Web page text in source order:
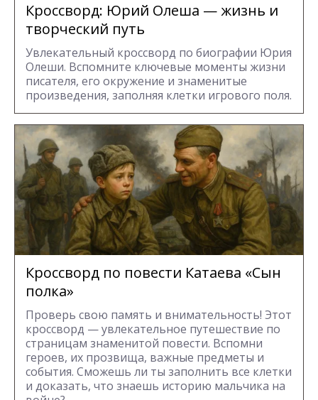
Кроссворд: Юрий Олеша — жизнь и
творческий путь
Увлекательный кроссворд по биографии Юрия
Олеши. Вспомните ключевые моменты жизни
писателя, его окружение и знаменитые
произведения, заполняя клетки игрового поля.
Кроссворд по повести Катаева «Сын
полка»
Проверь свою память и внимательность! Этот
кроссворд — увлекательное путешествие по
страницам знаменитой повести. Вспомни
героев, их прозвища, важные предметы и
события. Сможешь ли ты заполнить все клетки
и доказать, что знаешь историю мальчика на